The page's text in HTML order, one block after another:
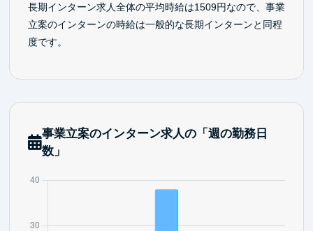
長期インターン求人全体の平均時給は1509円なので、事業
立案のインターンの時給は一般的な長期インターンと同程
度です。
事業立案のインターン求人の「週の勤務日
数」